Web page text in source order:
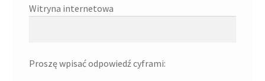
Witryna internetowa
Proszę wpisać odpowiedź cyframi: